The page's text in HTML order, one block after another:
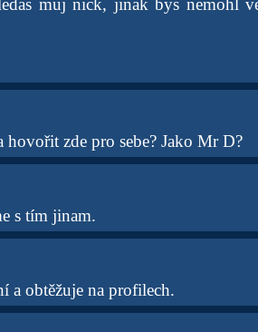
muj nick, jinak bys nemohl
zde pro sebe? Jako Mr D?
s tím jinam.
a obtěžuje na profilech.